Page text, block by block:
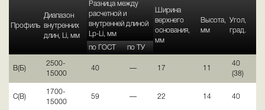
Профиль
Диапазон
внутренних
длин, Li, мм
Разница между
расчетной и
внутренней длиной
Lp-Li, мм
Ширина
верхнего
основания,
мм
Высота,
мм
Угол,
град.
по ГОСТ по ТУ
В(Б)
2500-
15000
40 — 17 11
40
(38)
С(В)
1700-
15000
59 — 22 14 40